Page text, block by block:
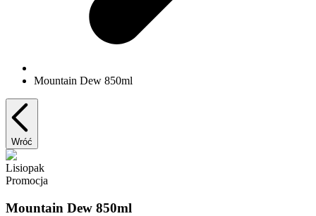
Mountain Dew 850ml
Wróć
Lisiopak
Promocja
Mountain Dew 850ml